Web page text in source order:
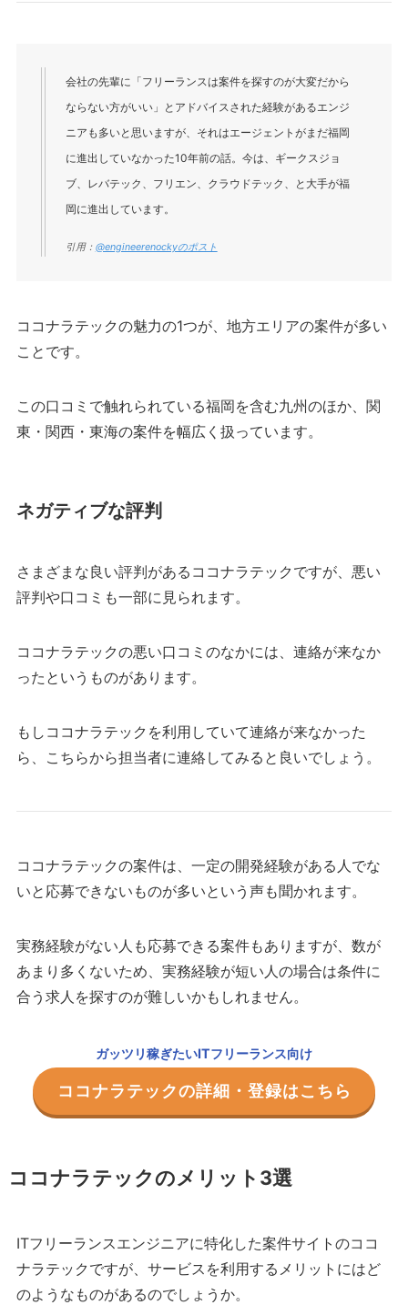
会社の先輩に「フリーランスは案件を探すのが大変だから
ならない方がいい」とアドバイスされた経験があるエンジ
ニアも多いと思いますが、それはエージェントがまだ福岡
に進出していなかった10年前の話。今は、ギークスジョ
ブ、レバテック、フリエン、クラウドテック、と大手が福
岡に進出しています。
引用： @engineerenockyのポスト
ココナラテックの魅力の1つが、地方エリアの案件が多い
ことです。
この口コミで触れられている福岡を含む九州のほか、関
東・関西・東海の案件を幅広く扱っています。
ネガティブな評判
さまざまな良い評判があるココナラテックですが、悪い
評判や口コミも一部に見られます。
ココナラテックの悪い口コミのなかには、連絡が来なか
ったというものがあります。
もしココナラテックを利用していて連絡が来なかった
ら、こちらから担当者に連絡してみると良いでしょう。
ココナラテックの案件は、一定の開発経験がある人でな
いと応募できないものが多いという声も聞かれます。
実務経験がない人も応募できる案件もありますが、数が
あまり多くないため、実務経験が短い人の場合は条件に
合う求人を探すのが難しいかもしれません。
ガッツリ稼ぎたいITフリーランス向け
ココナラテックの詳細・登録はこちら
ココナラテックのメリット3選
ITフリーランスエンジニアに特化した案件サイトのココ
ナラテックですが、サービスを利用するメリットにはど
のようなものがあるのでしょうか。